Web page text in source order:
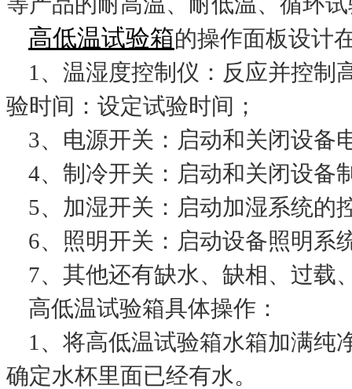
高低温试验箱的操作面板设计
1、温湿度控制仪：反应并控制
验时间：设定试验时间；
3、电源开关：启动和关闭设备
4、制冷开关：启动和关闭设备
5、加湿开关：启动加湿系统的
6、照明开关：启动设备照明系
7、其他还有缺水、缺相、过载
高低温试验箱具体操作：
1、将高低温试验箱水箱加满纯
确定水杯里面已经有水。